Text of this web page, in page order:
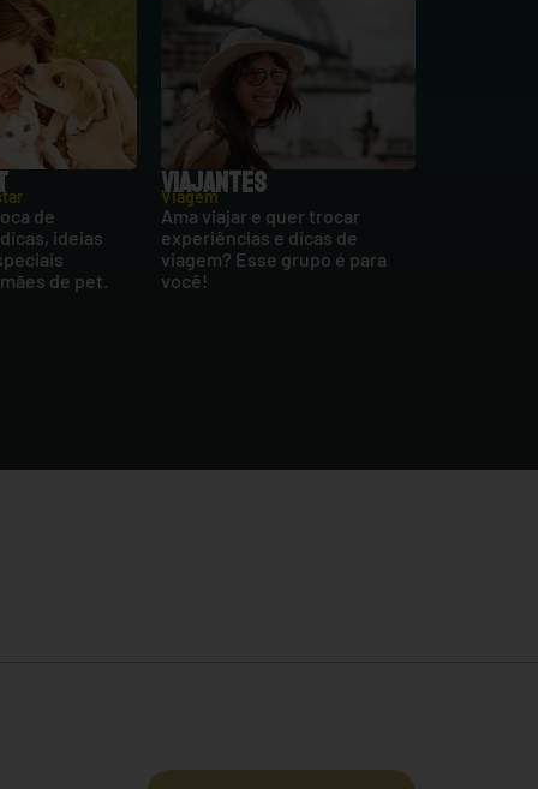
de
ideias
de pet.
VIAJANTES
Viagem
Ama viajar e quer trocar
experiências e dicas de
viagem? Esse grupo é para
você!